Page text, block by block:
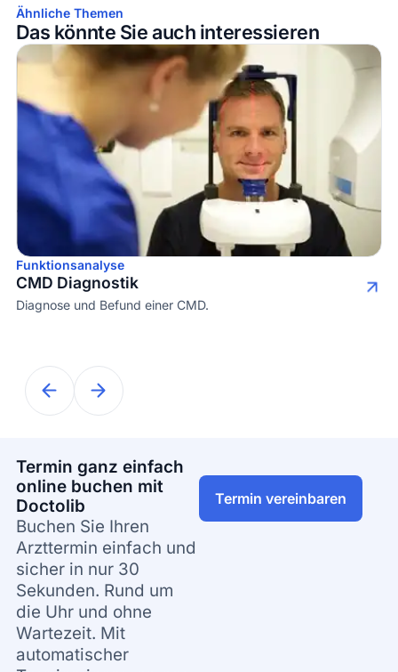
Ähnliche Themen
Das könnte Sie auch interessieren
Funktionsanalyse
CMD Diagnostik
Diagnoseund Befund einer CMD.
Termin ganz einfach
online buchen mit
Doctolib
Buchen Sie Ihren
Arzttermin einfach und
sicher in nur 30
Sekunden. Rund um
die Uhr und ohne
Wartezeit. Mit
automatischer
Termin vereinbaren